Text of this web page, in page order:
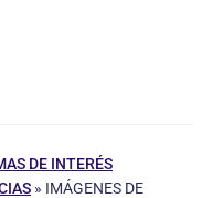
DE INTERÉS
» IMÁGENES DE